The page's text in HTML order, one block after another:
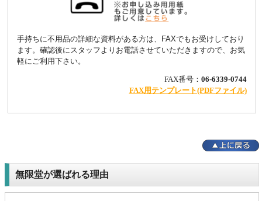
手持ちに不用品の詳細な資料がある方は、FAXでもお受けしており
ます。 確認後にスタッフよりお電話させていただきますので、お気
軽にご利用下さい。
FAX番号： 06-6339-0744
FAX用テンプレート(PDFファイル)
無限堂が選ばれる理由